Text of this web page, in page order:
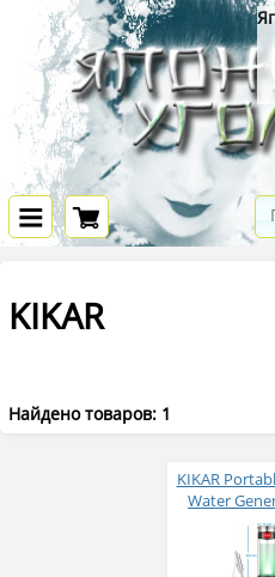
KIKAR
Найдено товаров: 1
KIKAR
Water
Bottle
генератор